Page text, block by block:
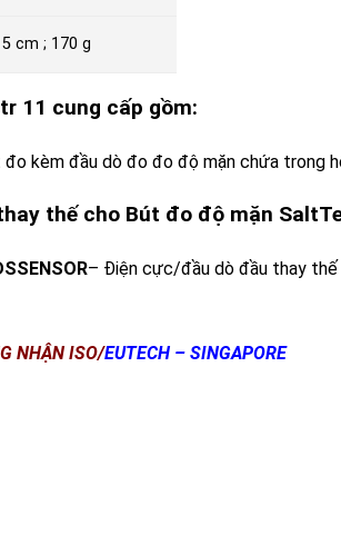
cm ; 170 g
11 cung cấp gồm:
đo kèm đầu dò đo đo độ mặn chứa trong
thế cho Bút đo độ mặn
– Điện cực/đầu dò đầu thay
NHẬN ISO/EUTECH – SINGAPORE